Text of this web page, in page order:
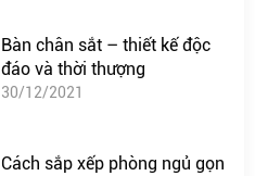
Bàn chân sắt – thiết kế độc
đáo và thời thượng
30/12/2021
Cách sắp xếp phòng ngủ gọn